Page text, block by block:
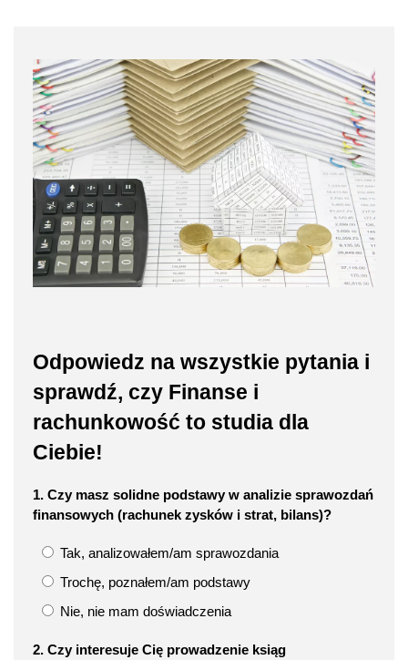
Odpowiedz na wszystkie pytania i
sprawdź, czy Finanse i
rachunkowość to studia dla
Ciebie!
1. Czy masz solidne podstawy w analizie sprawozdań
finansowych (rachunek zysków i strat, bilans)?
Tak, analizowałem/am sprawozdania
Trochę, poznałem/am podstawy
Nie, nie mam doświadczenia
2. Czy interesuje Cię prowadzenie ksiąg